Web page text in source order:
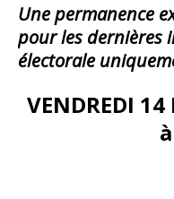
Unepermanence
pour les dernières
électorale
VENDREDI